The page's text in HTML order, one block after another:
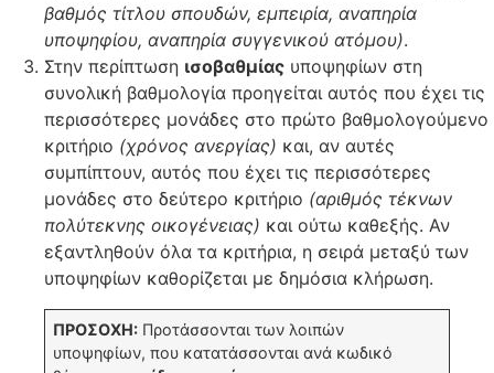
βαθμός τίτλου σπουδών, εμπειρία, αναπηρία
υποψηφίου, αναπηρία συγγενικού ατόμου).
Στην περίπτωση ισοβαθμίας υποψηφίων στη
συνολική βαθμολογία προηγείται αυτός που έχει τις
περισσότερες μονάδες στο πρώτο βαθμολογούμενο
κριτήριο (χρόνος ανεργίας) και, αν αυτές
συμπίπτουν, αυτός που έχει τις περισσότερες
μονάδες στο δεύτερο κριτήριο (αριθμός τέκνων
πολύτεκνης οικογένειας) και ούτω καθεξής. Αν
εξαντληθούν όλα τα κριτήρια, η σειρά μεταξύ των
υποψηφίων καθορίζεται με δημόσια κλήρωση.
ΠΡΟΣΟΧΗ: Προτάσσονται των λοιπών
υποψηφίων, που κατατάσσονται ανά κωδικό